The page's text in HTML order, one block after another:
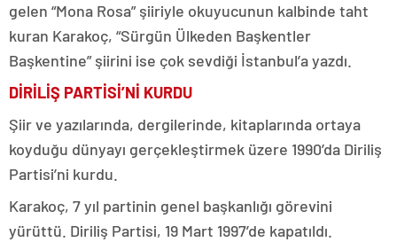
gelen “Mona Rosa” şiiriyle okuyucunun kalbinde taht
kuran Karakoç, “Sürgün Ülkeden Başkentler
Başkentine” şiirini ise çok sevdiği İstanbul’a yazdı.
DİRİLİŞ PARTİSİ’Nİ KURDU
Şiir ve yazılarında, dergilerinde, kitaplarında ortaya
koyduğu dünyayı gerçekleştirmek üzere 1990’da Diriliş
Partisi’ni kurdu.
Karakoç, 7 yıl partinin genel başkanlığı görevini
yürüttü. Diriliş Partisi, 19 Mart 1997’de kapatıldı.